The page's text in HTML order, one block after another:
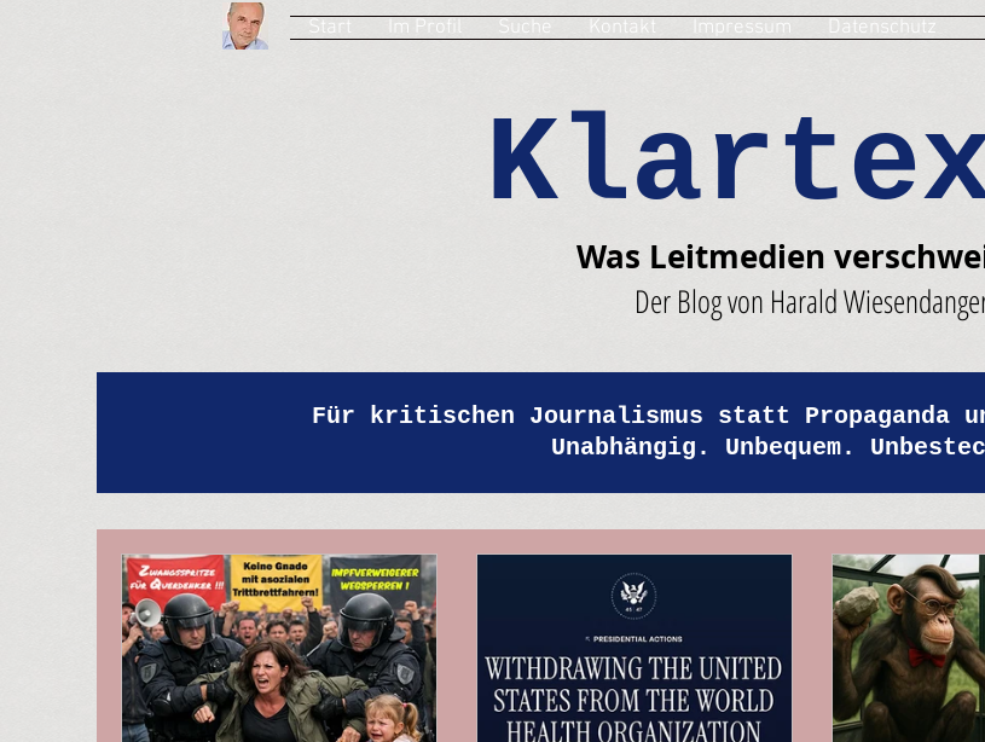
Start Im Profil Suche Kontakt Impressum Datenschutz
Was Leitmedien
Der Blog von Harald
Für kritischen Journalismus statt Propaganda
Unabhängig. Unbequem.